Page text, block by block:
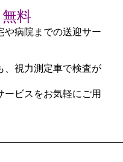
料
や病院までの送迎サー
、視力測定車で検査が
ビスをお気軽にご用